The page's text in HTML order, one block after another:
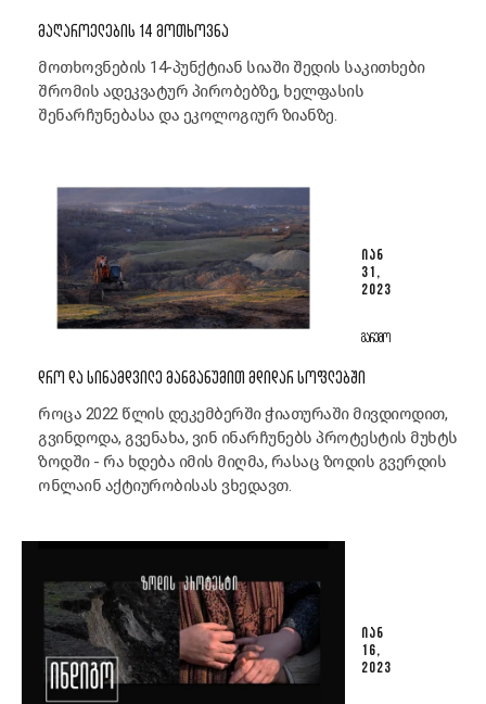
ᲛᲐᲦᲐᲠᲝᲔᲚᲔᲑᲘᲡ 14 ᲛᲝᲗᲮᲝᲕᲜᲐ
მოთხოვნების 14-პუნქტიან სიაში შედის საკითხები
შრომის ადეკვატურ პირობებზე, ხელფასის
შენარჩუნებასა და ეკოლოგიურ ზიანზე.
ᲘᲐᲜ
31,
2023
ᲒᲐᲠᲔᲛᲝ
ᲓᲠᲝ ᲓᲐ ᲡᲘᲜᲐᲛᲓᲕᲘᲚᲔ ᲛᲐᲜᲒᲐᲜᲣᲛᲘᲗ ᲛᲓᲘᲓᲐᲠ ᲡᲝᲤᲚᲔᲑᲨᲘ
როცა 2022 წლის დეკემბერში ჭიათურაში მივდიოდით,
გვინდოდა, გვენახა, ვინ ინარჩუნებს პროტესტის მუხტს
ზოდში - რა ხდება იმის მიღმა, რასაც ზოდის გვერდის
ონლაინ აქტიურობისას ვხედავთ.
ᲘᲐᲜ
16,
2023